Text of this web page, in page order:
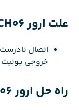
علت ارور CH06:
اتصال
خروجی یونیت
راه حل ارور CH06: